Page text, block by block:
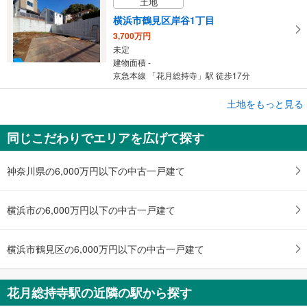
横浜市鶴見区岸谷1丁目
3,700万円
未定
建物面積 -
京急本線 「花月総持寺」駅 徒歩17分
横浜市鶴見区東寺尾5丁目
4,980万円
未定
建物面積 -
土地をもっと見る
同じこだわりでエリアを広げて探す
神奈川県の6,000万円以下の中古一戸建て
横浜市の6,000万円以下の中古一戸建て
横浜市鶴見区の6,000万円以下の中古一戸建て
花月総持寺駅の近隣の駅から探す